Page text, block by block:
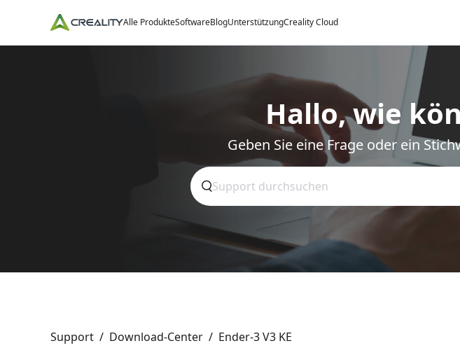
Alle ProdukteSoftwareBlogUnterstützungCreality Cloud
Hallo, wie
Geben Sie eine Frage oder ein
Support / Download-Center / Ender-3 V3 KE